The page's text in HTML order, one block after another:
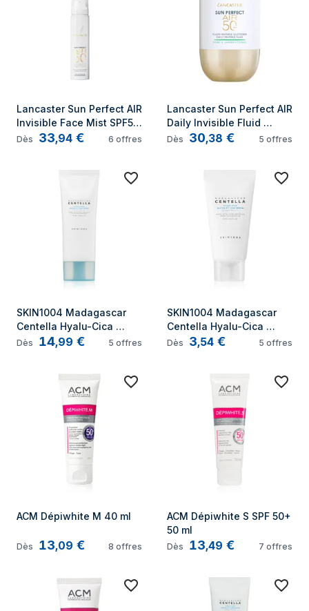
Lancaster Sun Perfect AIR
Invisible Face Mist SPF50
Spray de protection
Dès 33,94 € 6 offres
Lancaster Sun Perfect AIR
Daily Invisible Fluid
SPF50 Pore &
Dès 30,38 € 5 offres
SKIN1004 Madagascar
Centella Hyalu-Cica
Water-Fit Sun Serum SPF
Dès 14,99 € 5 offres
SKIN1004 Madagascar
Centella Hyalu-Cica
Water-Fit Sun Serum SPF
Dès 3,54 € 5 offres
ACM Dépiwhite M 40 ml
Dès 13,09 € 8 offres
ACM Dépiwhite S SPF 50+
50 ml
Dès 13,49 € 7 offres